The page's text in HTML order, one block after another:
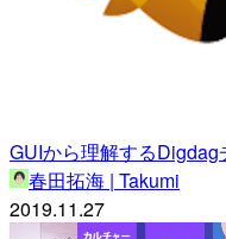
GUIから理解する
春田拓海 | Takumi
2019.11.27